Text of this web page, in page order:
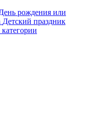
рождения или
Детский праздник